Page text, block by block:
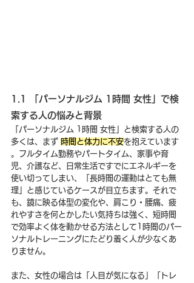
1.1 「パーソナルジム 1時間 女性」で検
索する人の悩みと背景
「パーソナルジム 1時間 女性」と検索する人の
多くは、まず 時間と体力に不安を抱えています
。フルタイム勤務やパートタイム、家事や育
児、介護など、日常生活ですでにエネルギーを
使い切ってしまい、「長時間の運動はとても無
理」と感じているケースが目立ちます。それで
も、鏡に映る体型の変化や、肩こり・腰痛、疲
れやすさを何とかしたい気持ちは強く、短時間
で効率よく体を動かせる方法として1時間のパー
ソナルトレーニングにたどり着く人が少なくあ
りません。
また、女性の場合は「人目が気になる」「トレ